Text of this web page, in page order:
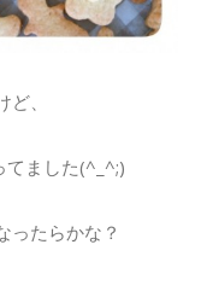
、
てました(^_^;)
ったらかな？